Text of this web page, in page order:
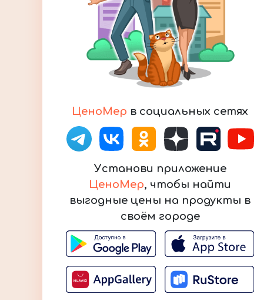
ЦеноМер в социальных сетях
Установи приложение
ЦеноМер, чтобы найти
выгодные цены на продукты в
своём городе